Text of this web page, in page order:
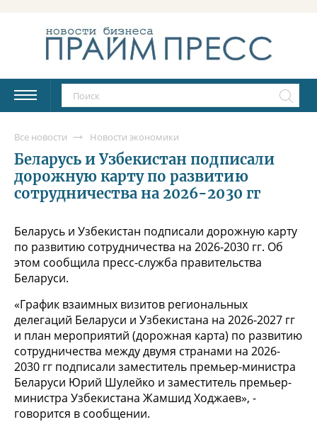
Все новости Новости экономики
Беларусь и Узбекистан подписали
дорожную карту по развитию
сотрудничества на 2026-2030 гг
Беларусь и Узбекистан подписали дорожную карту
по развитию сотрудничества на 2026-2030 гг. Об
этом сообщила пресс-служба правительства
Беларуси.
«График взаимных визитов региональных
делегаций Беларуси и Узбекистана на 2026-2027 гг
и план мероприятий (дорожная карта) по развитию
сотрудничества между двумя странами на 2026-
2030 гг подписали заместитель премьер-министра
Беларуси Юрий Шулейко и заместитель премьер-
министра Узбекистана Жамшид Ходжаев», -
говорится в сообщении.